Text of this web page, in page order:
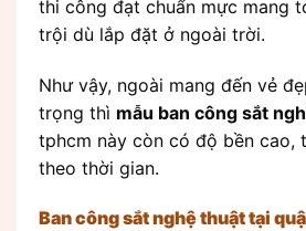
thi công đạt chuẩn mực mang
trội dù lắp đặt ở ngoài trời.
Như vậy, ngoài mang đến vẻ
trọng thì mẫu ban công sắt
tphcm này còn có độ bền cao,
theo thời gian.
Ban công sắt nghệ thuật tại